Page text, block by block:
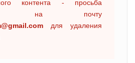
контента - просьба
на почту
для удаления